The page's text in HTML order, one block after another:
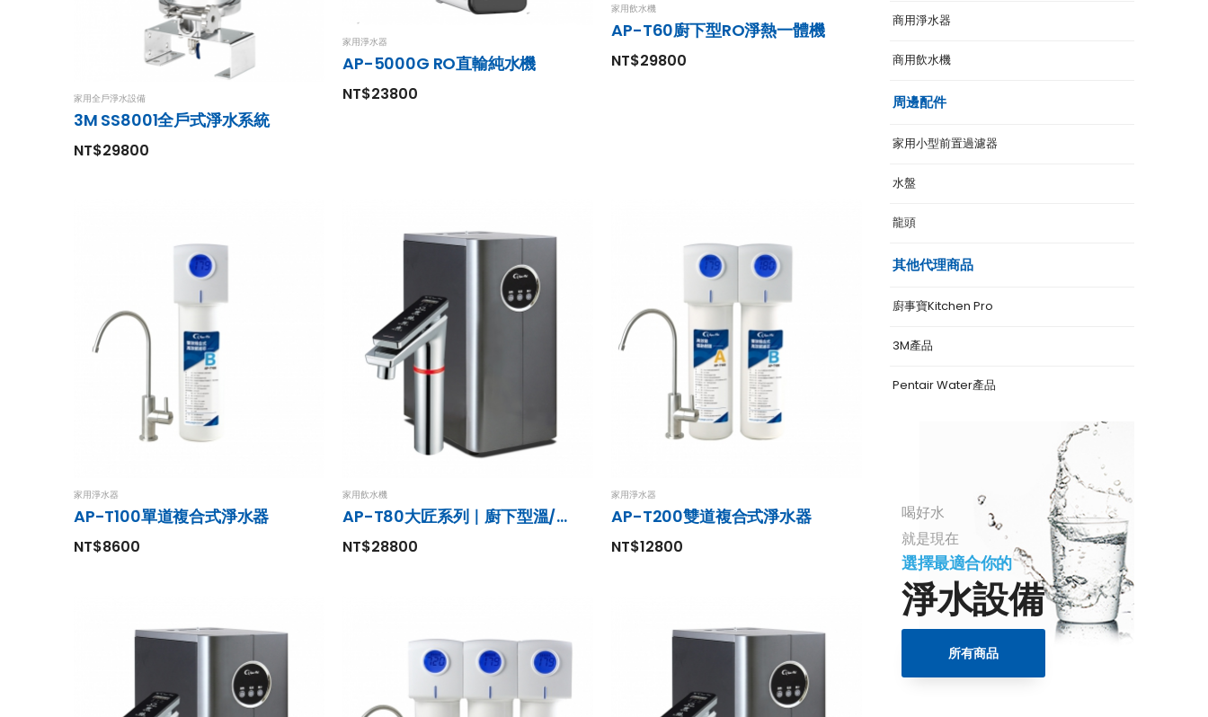
商用淨水器
商用飲水機
周邊配件
家用小型前置過濾器
水盤
龍頭
其他代理商品
廚事寶Kitchen Pro
3M產品
Pentair Water產品
喝好水
就是現在
選擇最適合你的
淨水設備
所有商品
家用全戶淨水設備
3M SS8001全戶式淨水系統
NT$29800
家用淨水器
AP-5000G RO直輸純水機
NT$23800
家用飲水機
AP-T60廚下型RO淨熱一體機
NT$29800
家用淨水器
AP-T100單道複合式淨水器
NT$8600
家用飲水機
AP-T80大匠系列｜廚下型溫/熱開飲機
NT$28800
家用淨水器
AP-T200雙道複合式淨水器
NT$12800